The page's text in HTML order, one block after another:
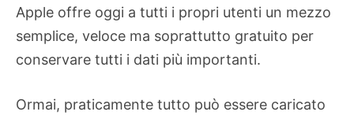
Apple offre oggi a tutti i propri utenti un mezzo
semplice, veloce ma soprattutto gratuito per
conservare tutti i dati più importanti.
Ormai, praticamente tutto può essere caricato